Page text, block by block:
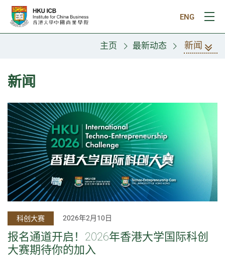
跳往主要内容
ENG
打
主页 最新动态 新闻
新闻
科创大赛 2026年2月10日
报名通道开启！2026年香港大学国际科创
大赛期待你的加入